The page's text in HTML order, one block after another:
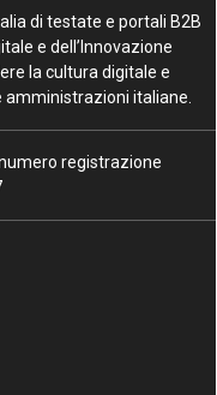
di testate e portali B2B
e dell’Innovazione
la cultura digitale e
amministrazioni italiane.
registrazione